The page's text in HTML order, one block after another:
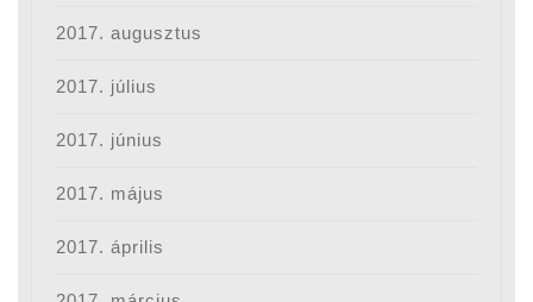
2017. augusztus
2017. július
2017. június
2017. május
2017. április